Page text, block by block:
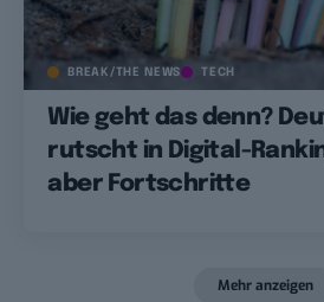
BREAK/THE NEWS TECH
Wie geht das denn?
rutscht in Digital-
aber Fortschritte
Mehr anzeigen